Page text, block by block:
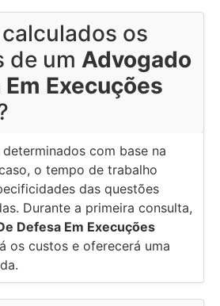
os
de um Advogado
Execuções
com base na
o tempo de trabalho
das questões
Durante a primeira consulta,
Defesa Em Execuções
os custos e oferecerá uma